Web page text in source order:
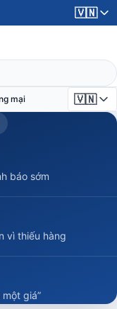
🇻🇳
mại 🇻🇳
báo sớm
vì thiếu hàng
giá”